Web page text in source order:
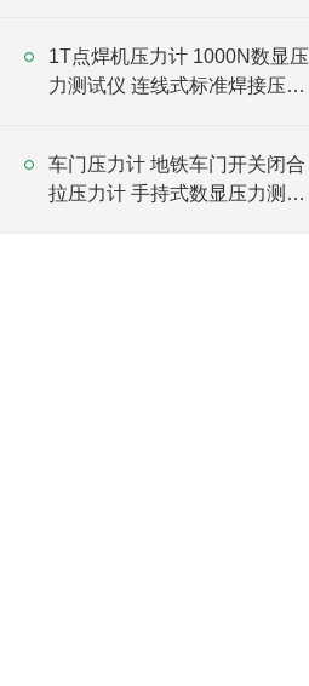
1T点焊机压力计 1000N数显压
力测试仪 连线式标准焊接压力
车门压力计 地铁车门开关闭合
拉压力计 手持式数显压力测试